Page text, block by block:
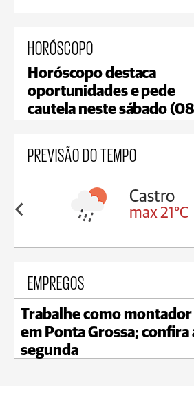
HORÓSCOPO
Horóscopo destaca
oportunidades e pede
cautela neste sábado
PREVISÃO DO TEMPO
18°C
Carambeí
max 20°C
EMPREGOS
Trabalhe como
em Ponta Grossa; confira
segunda